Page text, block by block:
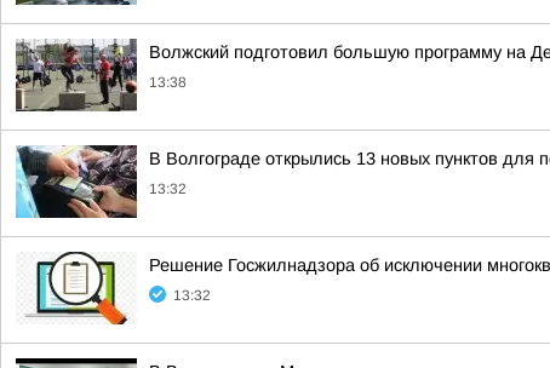
Волжский подготовил большую программу на
13:38
В Волгограде открылись 13 новых пунктов для
13:32
Решение Госжилнадзора об исключении
13:32